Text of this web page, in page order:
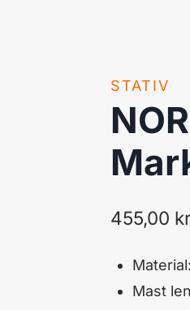
STATIV
455,00 kr
Material:
Mast